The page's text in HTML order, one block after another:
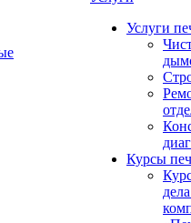
Услуги
Курсы